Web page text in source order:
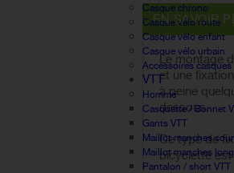
Casque chrono
Casque vélo route
Casque vélo enfant
Casque vélo urbain
Accessoires casques
VTT
Homme
Casquette / Bonnet
Gants VTT
Maillot manches
Maillot manches
Pantalon / short VTT
EN SAVOIR
Le montage
et une
à peine
dessous.
Ce type de
bicyclette est